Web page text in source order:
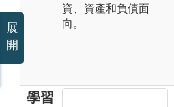
資、資產和負債面
向。
學習
展
開